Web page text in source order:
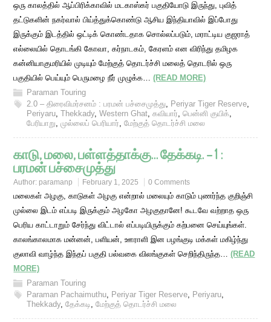
ஒரு காலத்தில் ஆப்பிரிக்காவில் மடகாஸ்கர் பகுதியோடு இருந்து, புவித்
தட்டுகளின் நகர்வால் பிய்த்துக்கொண்டு ஆசிய இந்தியாவில் இப்போது
இருக்கும் இடத்தில் ஒட்டிக் கொண்டதாக சொல்லப்படும், மராட்டிய குஜராத்
எல்லையில் தொடங்கி கோவா, கர்நாடகம், கேரளம் என விரிந்து தமிழக
கன்னியாகுமரியில் முடியும் மேற்குத் தொடர்ச்சி மலைத் தொடரில் ஒரு
பகுதியில் பெய்யும் பெருமழை நீர் முழுக்க…(READ MORE)
Paraman Touring
2.0 – திரைவிமர்சனம் : பரமன் பச்சைமுத்து, Periyar Tiger Reserve,
Periyaru,Thekkady,Western Ghat,கவியார்,பென்னி குயிக்,
பேரியாறு,முல்லைப் பெரியார்,மேற்குத் தொடர்ச்சி மலை
காடு, மலை, பள்ளத்தாக்கு… தேக்கடி. – 1 :
பரமன் பச்சைமுத்து
Author: paramanp February 1, 2025 0 Comments
மலைகள் அழகு, காடுகள் அழகு என்றால் மலையும் காடும் புணர்ந்த குறிஞ்சி
முல்லை இடம் எப்படி இருக்கும் அழகோ அழகுதானே! கூடவே வற்றாத ஒரு
பெரிய காட்டாறும் சேர்ந்து விட்டால் எப்படியிருக்கும் கற்பனை செய்யுங்கள்.
காலங்காலமாக மன்னன், பளியன், ஊராளி இன பழங்குடி மக்கள் மகிழ்ந்து
குலாவி வாழ்ந்த இந்தப் பகுதி பல்வகை விலங்குகள் செறிந்திருந்த…(READ
MORE)
Paraman Touring
Paraman Pachaimuthu, Periyar Tiger Reserve, Periyaru,
Thekkady,தேக்கடி,மேற்குத் தொடர்ச்சி மலை